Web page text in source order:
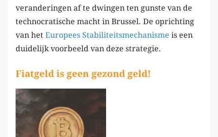
veranderingen af te dwingen ten gunste van de
technocratische macht in Brussel. De oprichting
van het Europees Stabiliteitsmechanisme is een
duidelijk voorbeeld van deze strategie.
Fiatgeld is geen gezond geld!